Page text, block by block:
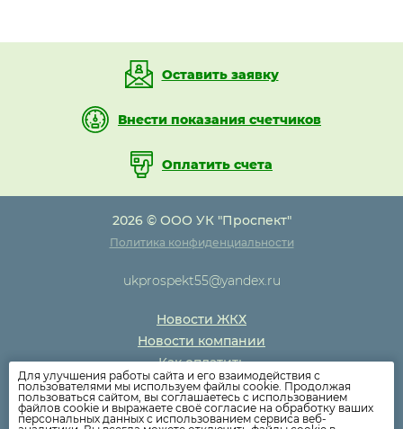
Оставить заявку
Внести показания счетчиков
Оплатить счета
2026 © ООО УК "Проспект"
Политика конфиденциальности
ukprospekt55@yandex.ru
Новости ЖКХ
Новости компании
Как оплатить
Дома
Раскрытие информации
Для улучшения работы сайта и его взаимодействия с
пользователями мы используем файлы cookie. Продолжая
пользоваться сайтом, вы соглашаетесь с использованием
файлов cookie и выражаете своё согласие на обработку ваших
персональных данных с использованием сервиса веб-